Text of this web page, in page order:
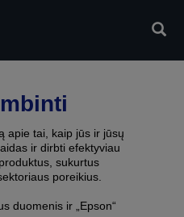
apie tai, kaip jūs ir jūsų
ir dirbti efektyviau
sukurtus
poreikius.
duomenis ir „Epson“